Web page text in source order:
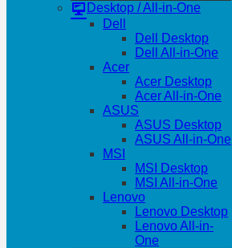
Desktop / All-in-One
Dell
Dell Desktop
Dell All-in-One
Acer
Acer Desktop
Acer All-in-One
ASUS
ASUS Desktop
ASUS All-in-One
MSI
MSI Desktop
MSI All-in-One
Lenovo
Lenovo Desktop
Lenovo All-in-
One